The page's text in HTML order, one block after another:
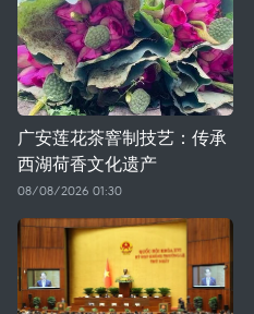
广安莲花茶窨制技艺：传承
西湖荷香文化遗产
08/08/2026 01:30